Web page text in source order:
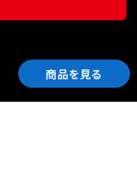
商品を見る